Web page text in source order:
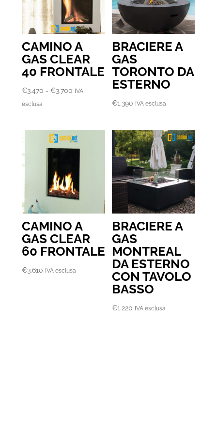
CAMINO A
GAS CLEAR
40 FRONTALE
€3.470 - €3.700Fascia
€3.470
€3.700
IVA
esclusa
BRACIERE A
GAS
TORONTO DA
ESTERNO
€1.390 IVA esclusa
CAMINO A
GAS CLEAR
60 FRONTALE
€3.610 IVA esclusa
BRACIERE A
GAS
MONTREAL
DA ESTERNO
CON TAVOLO
BASSO
€1.220 IVA esclusa